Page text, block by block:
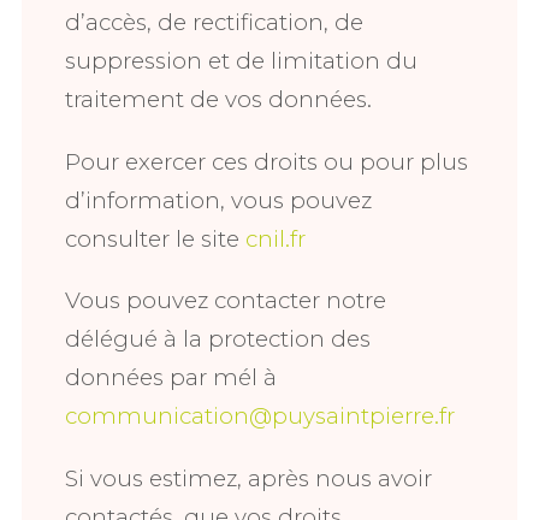
d’accès, de rectification, de
suppression et de limitation du
traitement de vos données.
Pour exercer ces droits ou pour plus
d’information, vous pouvez
consulter le site cnil.fr
Vous pouvez contacter notre
délégué à la protection des
données par mél à
communication@puysaintpierre.fr
Si vous estimez, après nous avoir